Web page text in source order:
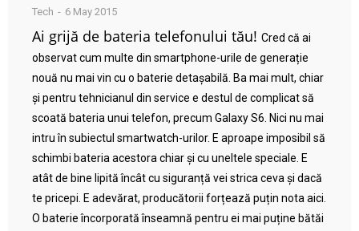
Tech 6 May 2015
Ai grijă de bateria telefonului tău! Cred că ai
observat cum multe din smartphone-urile de generație
nouă nu mai vin cu o baterie detașabilă. Ba mai mult, chiar
și pentru tehnicianul din service e destul de complicat să
scoată bateria unui telefon, precum Galaxy S6. Nici nu mai
intru în subiectul smartwatch-urilor. E aproape imposibil să
schimbi bateria acestora chiar și cu uneltele speciale. E
atât de bine lipită încât cu siguranță vei strica ceva și dacă
te pricepi. E adevărat, producătorii forțează puțin nota aici.
O baterie încorporată înseamnă pentru ei mai puține bătăi